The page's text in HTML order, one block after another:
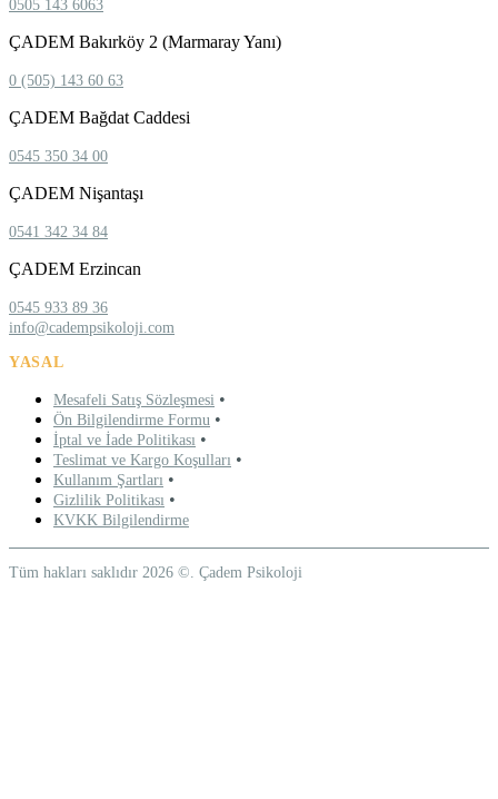
0505 143 6063
ÇADEM Bakırköy 2 (Marmaray Yanı)
0 (505) 143 60 63
ÇADEM Bağdat Caddesi
0545 350 34 00
ÇADEM Nişantaşı
0541 342 34 84
ÇADEM Erzincan
0545 933 89 36
info@cadempsikoloji.com
YASAL
Mesafeli Satış Sözleşmesi •
Ön Bilgilendirme Formu •
İptal ve İade Politikası •
Teslimat ve Kargo Koşulları •
Kullanım Şartları •
Gizlilik Politikası •
KVKK Bilgilendirme
Tüm hakları saklıdır 2026 ©. Çadem Psikoloji